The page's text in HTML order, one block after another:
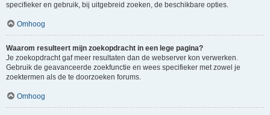
specifieker en gebruik, bij uitgebreid zoeken, de beschikbare opties.
Omhoog
Waarom resulteert mijn zoekopdracht in een lege pagina?
Je zoekopdracht gaf meer resultaten dan de webserver kon verwerken.
Gebruik de geavanceerde zoekfunctie en wees specifieker met zowel je
zoektermen als de te doorzoeken forums.
Omhoog